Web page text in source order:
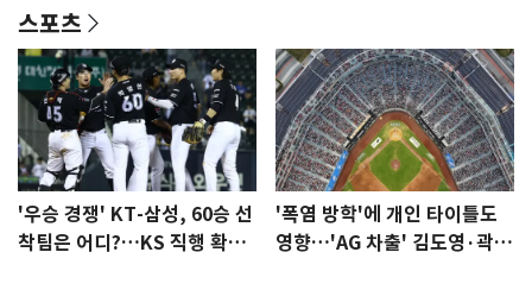
스포츠
'우승 경쟁' KT-삼성, 60승 선
착팀은 어디?…KS 직행 확률
'폭염 방학'에 개인 타이틀도
영향…'AG 차출' 김도영·곽빈